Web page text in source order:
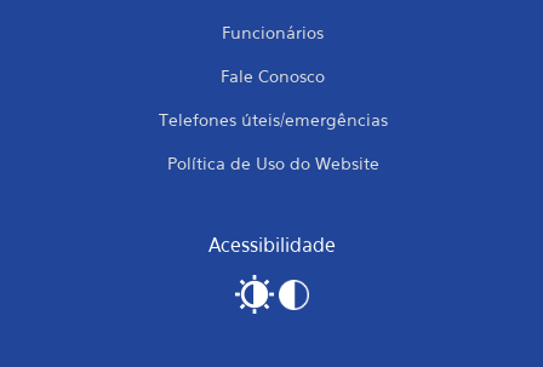
Funcionários
Fale Conosco
Telefones úteis/emergências
Política de Uso do Website
Acessibilidade